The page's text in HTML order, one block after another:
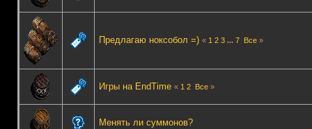
Предлагаю ноксобол =) « 1 2 3 ... 7 Все»
Игры на EndTime « 1 2 Все»
Менять ли суммонов?